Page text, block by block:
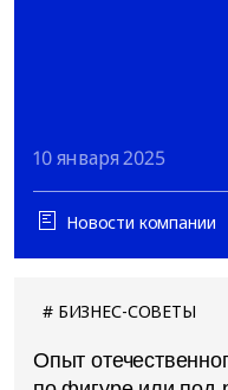
10 января 2025
Новости компании
БИЗНЕС-СОВЕТЫ
Опыт